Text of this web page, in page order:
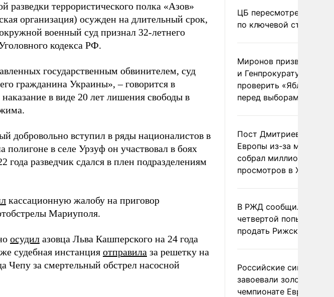
разведки террористического полка «Азов»
организация) осужден на длительный срок,
военный суд признал 32-летнего
кодекса РФ.
государственным обвинителем, суд
гражданина Украины», – говорится в
в виде 20 лет лишения свободы в
добровольно вступил в ряды националистов в
полигоне в селе Урзуф он участвовал в боях
года разведчик сдался в плен подразделениям
кассационную жалобу на приговор
Мариуполя.
осудил азовца Льва Кашперского на 24 года
судебная инстанция отправила за решетку на
Чепу за смертельный обстрел насосной
ЦБ пересмотрел
по ключевой ставке
Миронов призвал
и Генпрокуратуру
проверить «Яблоко»
перед выборами
Пост Дмитриева о
Европы из-за
собрал миллион
просмотров в X
В РЖД сообщили о
четвертой попытке
продать Рижский
Российские
завоевали золото на
чемпионате Европы